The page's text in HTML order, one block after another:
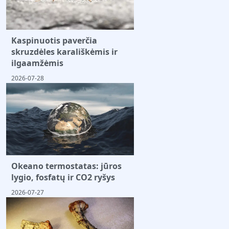
Kaspinuotis paverčia
skruzdėles karališkėmis ir
ilgaamžėmis
2026-07-28
Okeano termostatas: jūros
lygio, fosfatų ir CO2 ryšys
2026-07-27